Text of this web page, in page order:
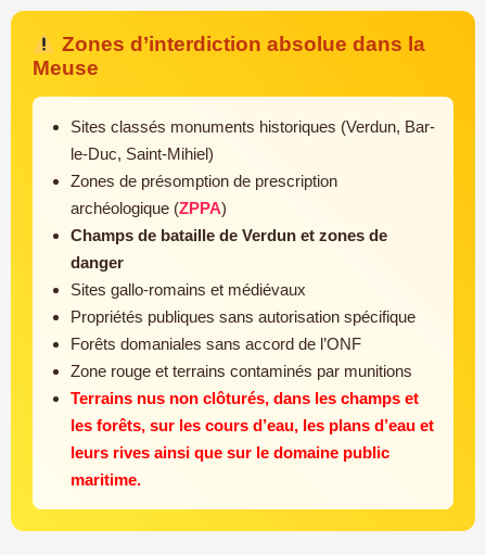
Zones d’interdiction absolue dans la
Meuse
Sites classés monuments historiques (Verdun, Bar-
le-Duc, Saint-Mihiel)
Zones de présomption de prescription
archéologique (ZPPA)
Champs de bataille de Verdun et zones de
danger
Sites gallo-romains et médiévaux
Propriétés publiques sans autorisation spécifique
Forêts domaniales sans accord de l’ONF
Zone rouge et terrains contaminés par munitions
Terrains nus non clôturés, dans les champs et
les forêts, sur les cours d’eau, les plans d’eau et
leurs rives ainsi que sur le domaine public
maritime.